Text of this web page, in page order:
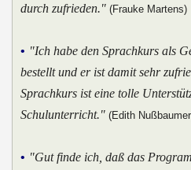
durch zufrieden."(Frauke Martens)
• "Ich habe den Sprachkurs als
bestellt und er ist damit sehr
Sprachkurs ist eine tolle
Schulunterricht."(Edith
• "Gut finde ich, daß das